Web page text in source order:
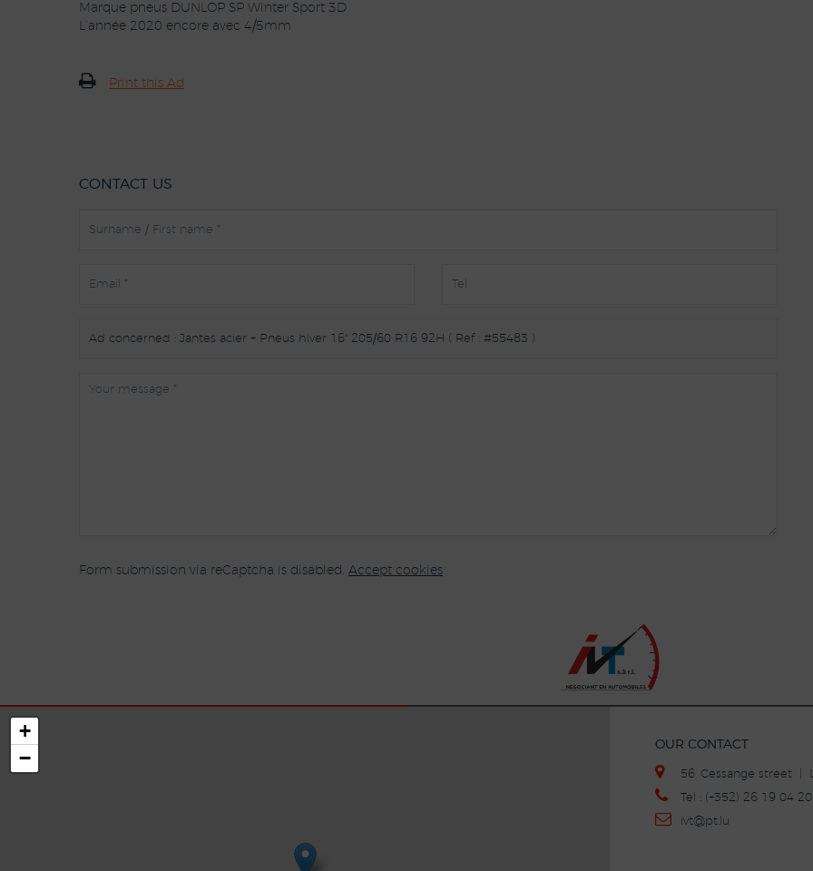
Marque pneus DUNLOP SP Winter Sport 3D
L’année 2020 encore avec 4/5mm
Print this Ad
CONTACT US
Form submission via reCaptcha is disabled. Accept cookies
+
−
OUR CONTACT
56, Cessange street |
Tel : (+352) 26 19 04
ivt@pt.lu